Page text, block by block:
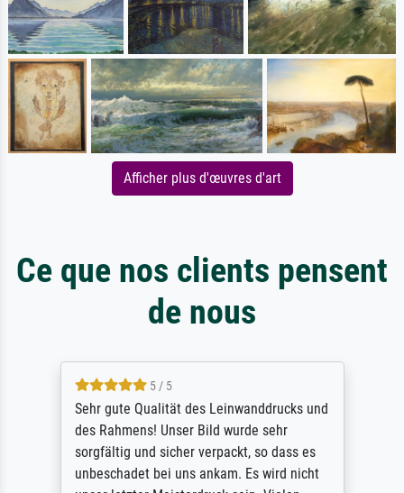
Afficher plus d'œuvres d'art
Ce que nos clients pensent
de nous
5 / 5
Sehr gute Qualität des Leinwanddrucks und
des Rahmens! Unser Bild wurde sehr
sorgfältig und sicher verpackt, so dass es
unbeschadet bei uns ankam. Es wird nicht